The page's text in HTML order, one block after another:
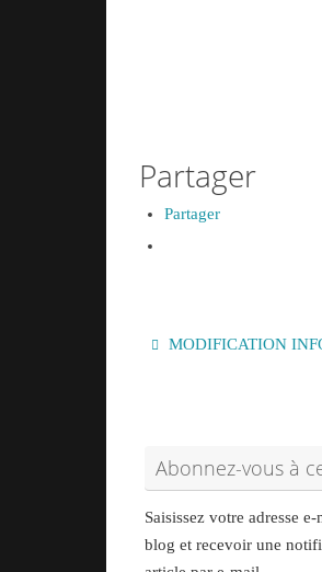
Partager
Partager
MODIFICATION
Abonnez-vous à
Saisissez votre adresse
blog et recevoir une